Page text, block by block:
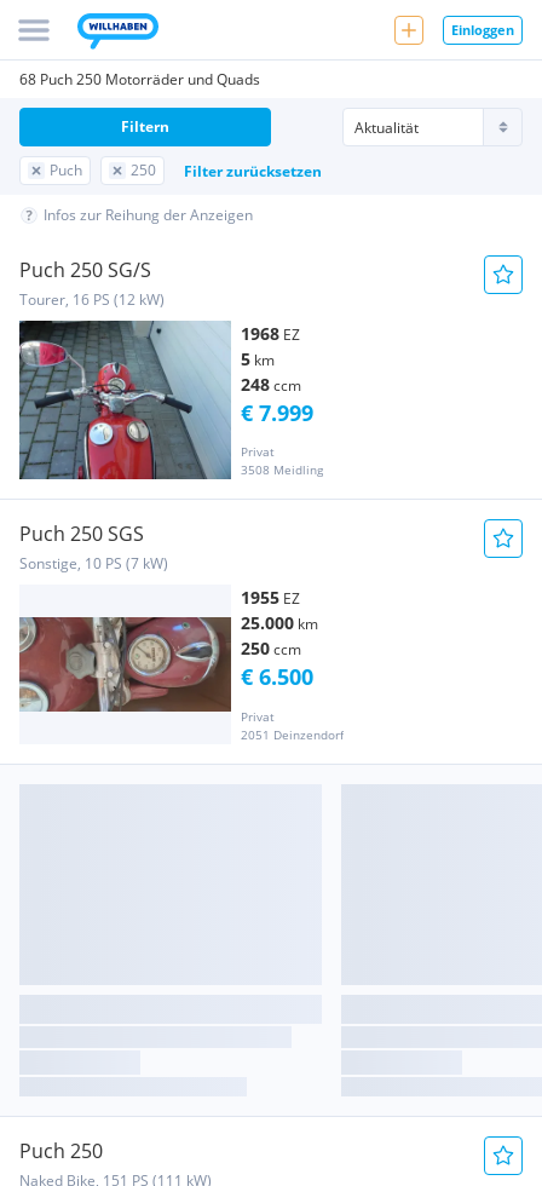
Einloggen
68 Puch 250 Motorräder und Quads
Puch 250 Filter zurücksetzen
Filtern
Infos zur Reihung der Anzeigen
Puch 250 SG/S
Tourer, 16 PS (12 kW)
1968 EZ
5 km
248ccm
Privat
3508 Meidling
€ 7.999
Puch 250 SGS
Sonstige, 10 PS (7 kW)
1955 EZ
25.000 km
250ccm
Privat
2051 Deinzendorf
€ 6.500
Puch 250
Naked Bike, 151 PS (111 kW)